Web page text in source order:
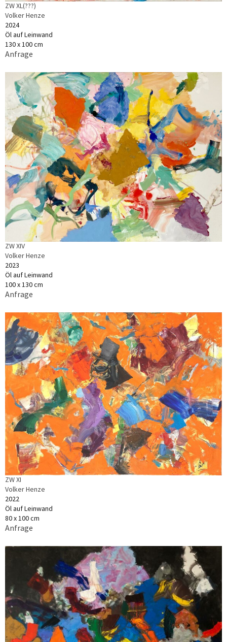
ZW XL(???)
Volker Henze
2024
Öl auf Leinwand
130 x 100 cm
Anfrage
ZW XIV
Volker Henze
2023
Öl auf Leinwand
100 x 130 cm
Anfrage
ZW XI
Volker Henze
2022
Öl auf Leinwand
80 x 100 cm
Anfrage